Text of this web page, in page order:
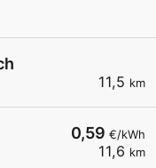
11,5 km
0,59 €/kWh
11,6 km